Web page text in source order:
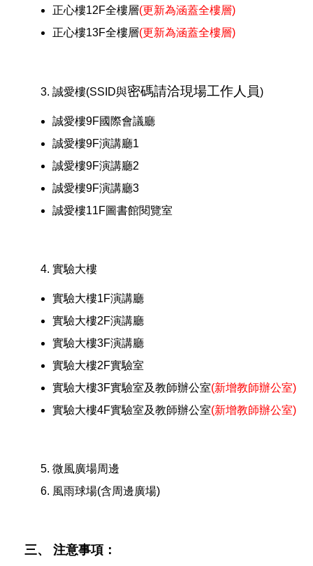
正心樓12F全樓層(更新為涵蓋全樓層)
正心樓13F全樓層(更新為涵蓋全樓層)
誠愛樓(SSID與密碼請洽現場工作人員)
誠愛樓9F國際會議廳
誠愛樓9F演講廳1
誠愛樓9F演講廳2
誠愛樓9F演講廳3
誠愛樓11F圖書館閱覽室
實驗大樓
實驗大樓1F演講廳
實驗大樓2F演講廳
實驗大樓3F演講廳
實驗大樓2F實驗室
實驗大樓3F實驗室及教師辦公室(新增教師辦公室)
實驗大樓4F實驗室及教師辦公室(新增教師辦公室)
微風廣場周邊
風雨球場(含周邊廣場)
三、 注意事項：